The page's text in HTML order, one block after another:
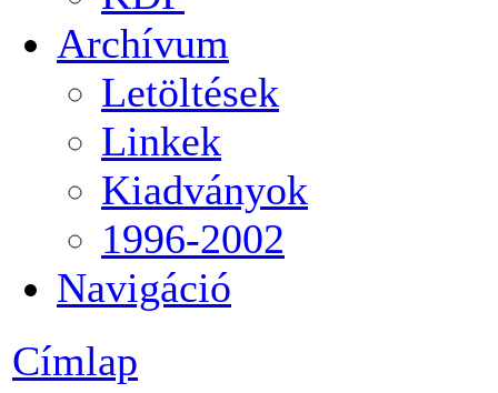
Archívum
Letöltések
Linkek
Kiadványok
1996-2002
Navigáció
Címlap